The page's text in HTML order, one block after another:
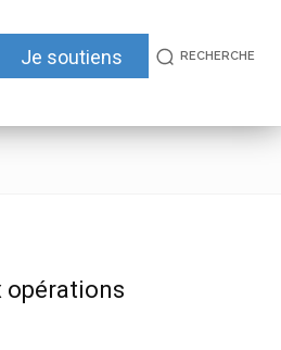
Je soutiens RECHERCHE
opérations